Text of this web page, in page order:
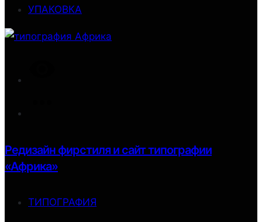
УПАКОВКА
Редизайн фирстиля и сайт типографии
«Африка»
ТИПОГРАФИЯ